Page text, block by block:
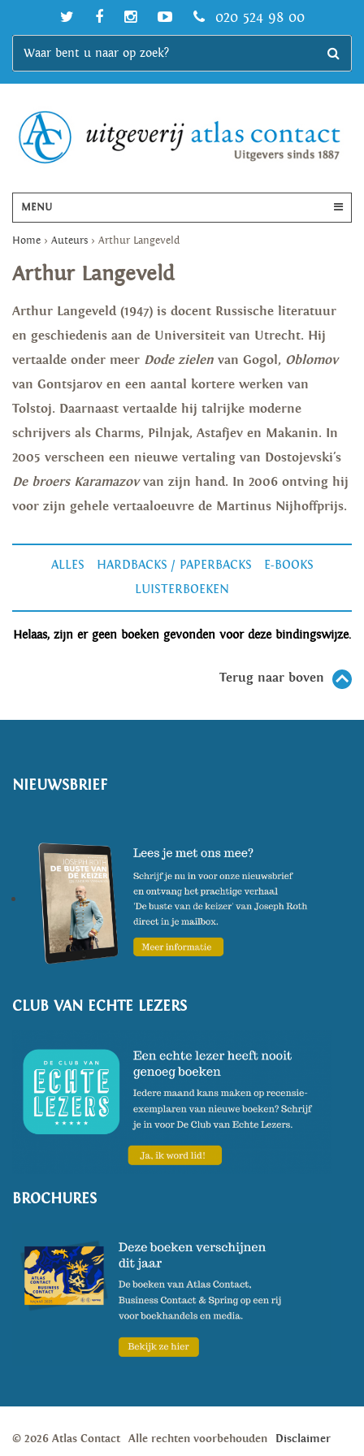
020 524 98 00
MENU
Home > Auteurs > Arthur Langeveld
Arthur Langeveld
Arthur Langeveld (1947) is docent Russische literatuur
en geschiedenis aan de Universiteit van Utrecht. Hij
vertaalde onder meer Dode zielen van Gogol, Oblomov
van Gontsjarov en een aantal kortere werken van
Tolstoj. Daarnaast vertaalde hij talrijke moderne
schrijvers als Charms, Pilnjak, Astafjev en Makanin. In
2005 verscheen een nieuwe vertaling van Dostojevski's
De broers Karamazovvan zijn hand. In 2006 ontving hij
voor zijn gehele vertaaloeuvre de Martinus Nijhoffprijs.
ALLES HARDBACKS / PAPERBACKS
E-BOOKS
LUISTERBOEKEN
Helaas, zijn er geen boeken gevonden voor deze bindingswijze.
Terug naar boven
NIEUWSBRIEF
CLUB VAN ECHTE LEZERS
BROCHURES
© 2026 Atlas Contact Alle rechten voorbehouden Disclaimer